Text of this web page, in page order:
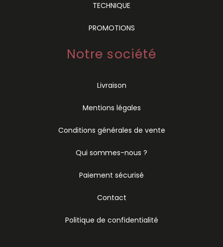
TECHNIQUE
PROMOTIONS
Notre société
Livraison
Mentions légales
Conditions générales de vente
Qui sommes-nous ?
Paiement sécurisé
Contact
Politique de confidentialité